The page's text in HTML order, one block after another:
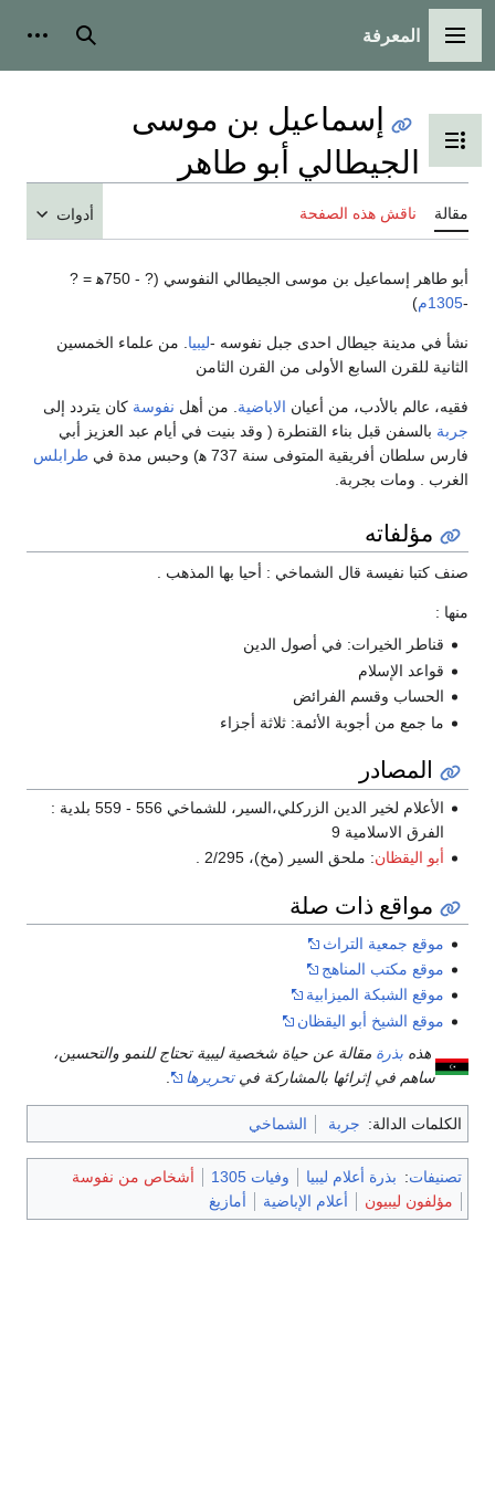
القائمة الرئيسية
المعرفة بحث
تبديل عرض جدول المحتويات
إسماعيل بن موسى
الجيطالي أبو طاهر
مقالة ناقش هذه الصفحة أدوات
أبو طاهر إسماعيل بن موسى الجيطالي النفوسي (? - 750ه‍ = ?
-1305م )
نشأ في مدينة جيطال احدى جبل نفوسه -ليبيا . من علماء الخمسين
الثانية للقرن السابع الأولى من القرن الثامن
فقيه، عالم بالأدب، من أعيان الاباضية . من أهل نفوسة كان يتردد إلى
جربة بالسفن قبل بناء القنطرة ( وقد بنيت في أيام عبد العزيز أبي
فارس سلطان أفريقية المتوفى سنة 737 ه‍) وحبس مدة في
طرابلس
الغرب . ومات بجربة.
مؤلفاته
صنف كتبا نفيسة قال الشماخي : أحيا بها المذهب .
منها :
قناطر الخيرات: في أصول الدين
قواعد الإسلام
الحساب وقسم الفرائض
ما جمع من أجوبة الأئمة: ثلاثة أجزاء
المصادر
الأعلام لخير الدين الزركلي،السير، للشماخي 556 - 559 بلدية :
الفرق الاسلامية 9
أبو اليقظان: ملحق السير (مخ)، 2/295 .
مواقع ذات صلة
موقع جمعية التراث
موقع مكتب المناهج
موقع الشبكة الميزابية
موقع الشيخ أبو اليقظان
هذه بذرة مقالة عن حياة شخصية ليبية تحتاج للنمو والتحسين،
ساهم في إثرائها بالمشاركة فيتحريرها
الكلمات الدالة: جربة الشماخي
تصنيفات: بذرة أعلام ليبيا وفيات 1305
أشخاص من نفوسة
مؤلفون ليبيون
أعلام الإباضية أمازيغ